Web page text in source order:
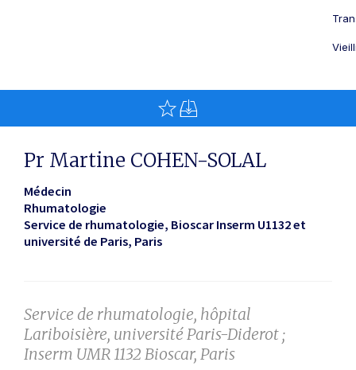
Pr Martine COHEN-SOLAL
Médecin
Rhumatologie
Service de rhumatologie, Bioscar Inserm U1132 et
université de Paris Paris
Service de rhumatologie, hôpital
Lariboisière, université Paris-Diderot ;
Inserm UMR 1132 Bioscar, Paris